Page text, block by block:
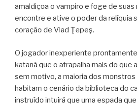
amaldiçoa o vampiro e foge de suas
encontre e ative o poder da relíquia
coração de Vlad Ţepeş.
O jogador inexperiente
kataná que o atrapalha mais do que
sem motivo, a maioria dos
habitam o cenário da biblioteca do
instruído intuirá que uma espada